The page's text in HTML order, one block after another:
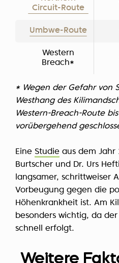
Circuit-Route
Umbwe-Route
Western
Breach*
* Wegen der Gefahr von
Westhang des
Western-Breach-Route
vorübergehend
Eine Studie aus dem Jahr
Burtscher und Dr. Urs
langsamer, schrittweiser
Vorbeugung gegen die
Höhenkrankheit ist. Am
besonders wichtig, da
schnell erfolgt.
Weitere